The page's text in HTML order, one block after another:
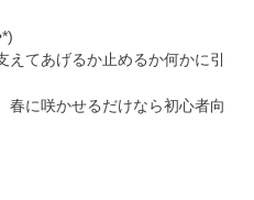
てあげるか止めるか何かに引
春に咲かせるだけなら初心者向